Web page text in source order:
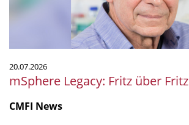
20.07.2026
mSphere Legacy: Fritz über Fritz
CMFI News